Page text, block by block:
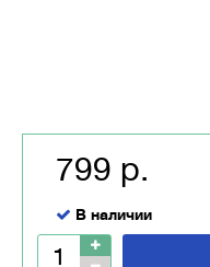
799 р.
В наличии